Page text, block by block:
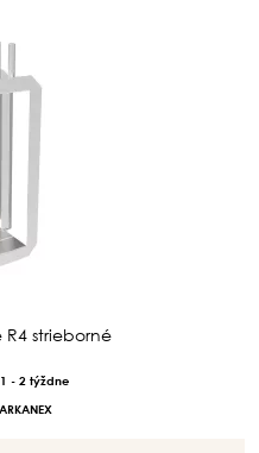
strieborné
- 2 týždne